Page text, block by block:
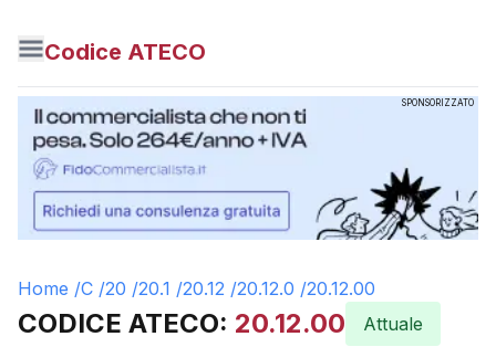
Codice ATECO
SPONSORIZZATO
Home /C /20 /20.1 /20.12 /20.12.0 /20.12.00
CODICE ATECO: 20.12.00 Attuale